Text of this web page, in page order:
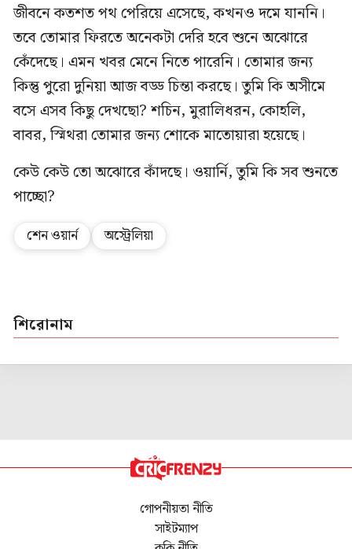
জীবনে কতশত পথ পেরিয়ে এসেছে, কখনও দমে যাননি।
তবে তোমার ফিরতে অনেকটা দেরি হবে শুনে অঝোরে
কেঁদেছে। এমন খবর মেনে নিতে পারেনি। তোমার জন্য
কিন্তু পুরো দুনিয়া আজ বড্ড চিন্তা করছে। তুমি কি অসীমে
বসে এসব কিছু দেখছো? শচিন, মুরালিধরন, কোহলি,
বাবর, স্মিথরা তোমার জন্য শোকে মাতোয়ারা হয়েছে।
কেউ কেউ তো অঝোরে কাঁদছে। ওয়ার্নি, তুমি কি সব শুনতে
পাচ্ছো?
শেন ওয়ার্ন অস্ট্রেলিয়া
শিরোনাম
গোপনীয়তা নীতি
সাইটম্যাপ